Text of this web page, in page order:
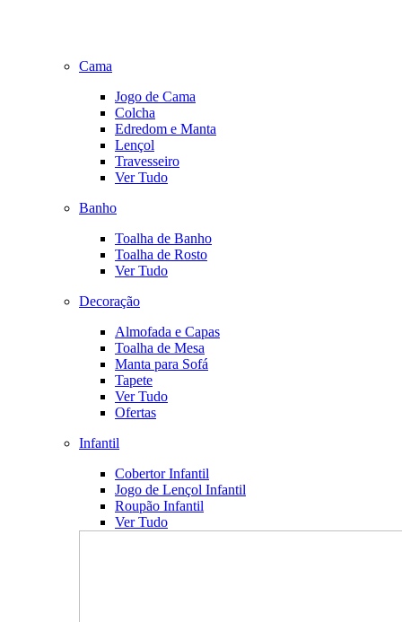
Cama
Jogo de Cama
Colcha
Edredom e Manta
Lençol
Travesseiro
Ver Tudo
Banho
Toalha de Banho
Toalha de Rosto
Ver Tudo
Decoração
Almofada e Capas
Toalha de Mesa
Manta para Sofá
Tapete
Ver Tudo
Ofertas
Infantil
Cobertor Infantil
Jogo de Lençol Infantil
Roupão Infantil
Ver Tudo